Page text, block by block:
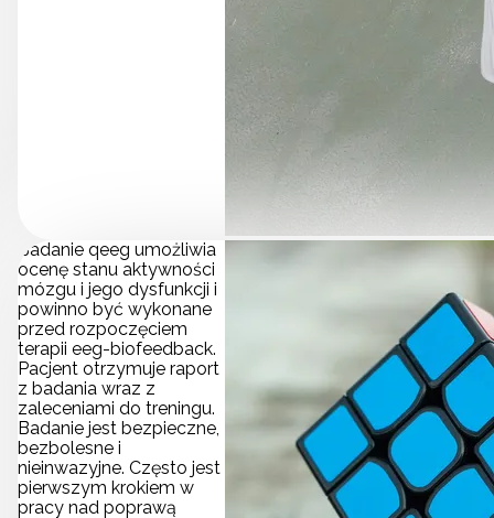
Badanie qeeg umożliwia
ocenę stanu aktywności
mózgu i jego dysfunkcji i
powinno być wykonane
przed rozpoczęciem
terapii eeg-biofeedback.
Pacjent otrzymuje raport
z badania wraz z
zaleceniami do treningu.
Badanie jest bezpieczne,
bezbolesne i
nieinwazyjne. Często jest
pierwszym krokiem w
pracy nad poprawą